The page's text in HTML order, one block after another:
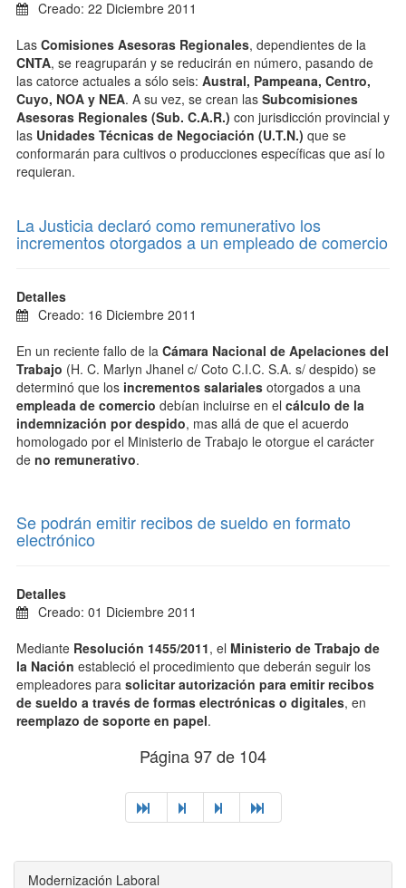
Creado: 22 Diciembre 2011
Las Comisiones Asesoras Regionales, dependientes de la
CNTA, se reagruparán y se reducirán en número, pasando de
las catorce actuales a sólo seis: Austral, Pampeana, Centro,
Cuyo, NOA y NEA. A su vez, se crean las Subcomisiones
Asesoras Regionales (Sub. C.A.R.) con jurisdicción provincial y
las Unidades Técnicas de Negociación (U.T.N.) que se
conformarán para cultivos o producciones específicas que así lo
requieran.
La Justicia declaró como remunerativo los
incrementos otorgados a un empleado de comercio
Detalles
Creado: 16 Diciembre 2011
En un reciente fallo de la Cámara Nacional de Apelaciones del
Trabajo (H. C. Marlyn Jhanel c/ Coto C.I.C. S.A. s/ despido) se
determinó que los incrementos salariales otorgados a una
empleada de comercio debían incluirse en el cálculo de la
indemnización por despido, mas allá de que el acuerdo
homologado por el Ministerio de Trabajo le otorgue el carácter
de no remunerativo.
Se podrán emitir recibos de sueldo en formato
electrónico
Detalles
Creado: 01 Diciembre 2011
Mediante Resolución 1455/2011, el Ministerio de Trabajo de
la Nación estableció el procedimiento que deberán seguir los
empleadores para solicitar autorización para emitir recibos
de sueldo a través de formas electrónicas o digitales, en
reemplazo de soporte en papel.
Página 97 de 104
Modernización Laboral